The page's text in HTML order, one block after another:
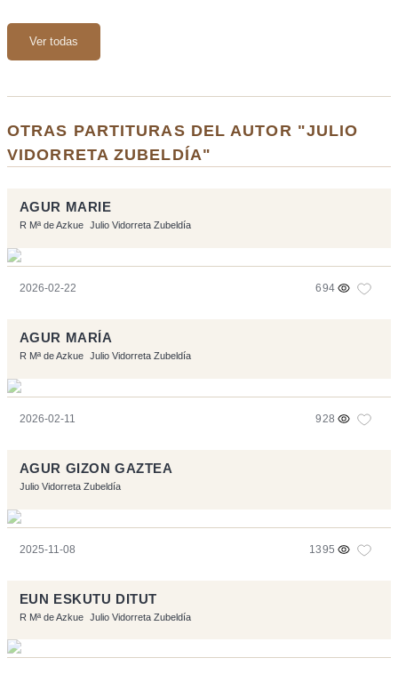
Ver todas
OTRAS PARTITURAS DEL AUTOR "JULIO
VIDORRETA ZUBELDÍA"
AGUR MARIE
R Mª de Azkue Julio Vidorreta Zubeldía
2026-02-22 694
AGUR MARÍA
R Mª de Azkue Julio Vidorreta Zubeldía
2026-02-11 928
AGUR GIZON GAZTEA
Julio Vidorreta Zubeldía
2025-11-08 1395
EUN ESKUTU DITUT
R Mª de Azkue Julio Vidorreta Zubeldía